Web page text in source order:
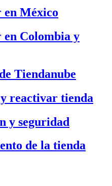
en México
en Colombia y
Tiendanube
reactivar tienda
y seguridad
de la tienda